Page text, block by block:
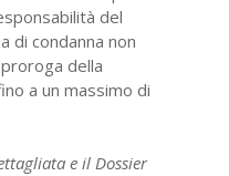
del
di condanna non
della
a un massimo di
e il Dossier